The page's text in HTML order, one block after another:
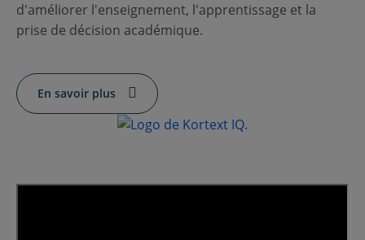
Soumettre un appel d'offres
Obtenir Moodle
d'améliorer l'enseignement, l'apprentissage et la
prise de décision académique.
En savoir plus